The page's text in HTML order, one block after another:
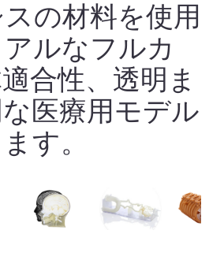
の材料を使用
ルなフルカ
合性、透明ま
医療用モデル
す。